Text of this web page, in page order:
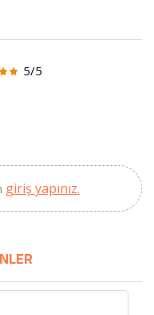
5/5
giriş yapınız.
Olgun Hasat
Sızma
(5lt, Soğuk